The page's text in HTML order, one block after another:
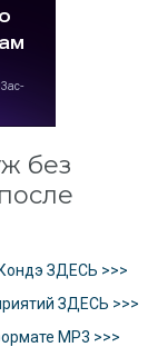
без
ЗДЕСЬ >>>
ЗДЕСЬ >>>
MP3 >>>